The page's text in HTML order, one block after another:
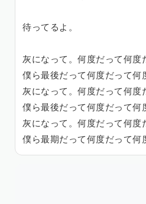
待ってるよ。
灰になって。何度だって何度
僕ら最後だって何度だって何
灰になって。何度だって何度
僕ら最後だって何度だって何
灰になって。何度だって何度
僕ら最期だって何度だって何